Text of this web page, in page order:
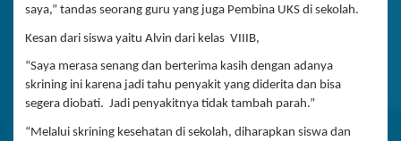
saya,” tandas seorang guru yang juga Pembina UKS di sekolah.
Kesan dari siswa yaitu Alvin dari kelas VIIIB,
“Saya merasa senang dan berterima kasih dengan adanya
skrining ini karena jadi tahu penyakit yang diderita dan bisa
segera diobati. Jadi penyakitnya tidak tambah parah.”
“Melalui skrining kesehatan di sekolah, diharapkan siswa dan